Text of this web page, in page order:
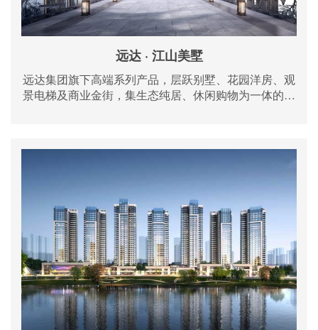
远达 · 江山美墅
远达集团旗下高端系列产品，层跃别墅、花园洋房、观
景电梯及商业金街，集生态纯居、休闲购物为一体的现